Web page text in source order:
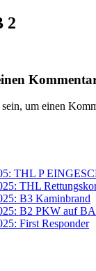
2
sein, um einen
THL P
THL
B3 Kaminbrand
B2 PKW auf
First Responder